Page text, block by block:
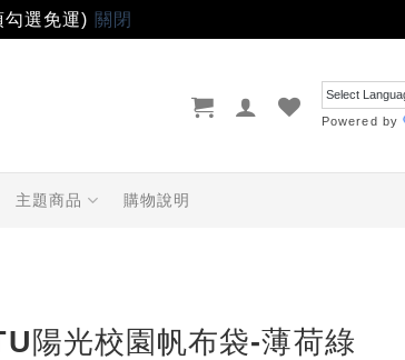
選免運) 關閉
Powered by
主題商品 購物說明
陽光校園帆布袋-薄荷綠